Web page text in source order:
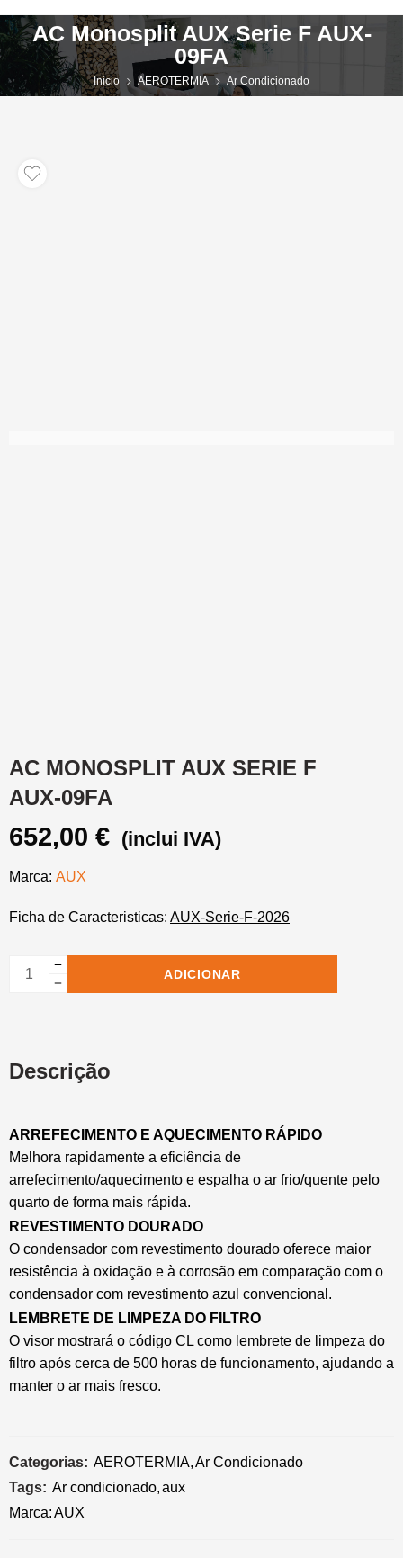
AC Monosplit AUX Serie F AUX-
09FA
Início AEROTERMIA Ar Condicionado
AC MONOSPLIT AUX SERIE F
AUX-09FA
652,00 € (inclui IVA)
Marca: AUX
Ficha de Caracteristicas: AUX-Serie-F-2026
ADICIONAR
Descrição
ARREFECIMENTO E AQUECIMENTO RÁPIDO
Melhora rapidamente a eficiência de
arrefecimento/aquecimento e espalha o ar frio/quente pelo
quarto de forma mais rápida.
REVESTIMENTO DOURADO
O condensador com revestimento dourado oferece maior
resistência à oxidação e à corrosão em comparação com o
condensador com revestimento azul convencional.
LEMBRETE DE LIMPEZA DO FILTRO
O visor mostrará o código CL como lembrete de limpeza do
filtro após cerca de 500 horas de funcionamento, ajudando a
manter o ar mais fresco.
Categorias: AEROTERMIA,Ar Condicionado
Tags: Ar condicionado,aux
Marca:AUX